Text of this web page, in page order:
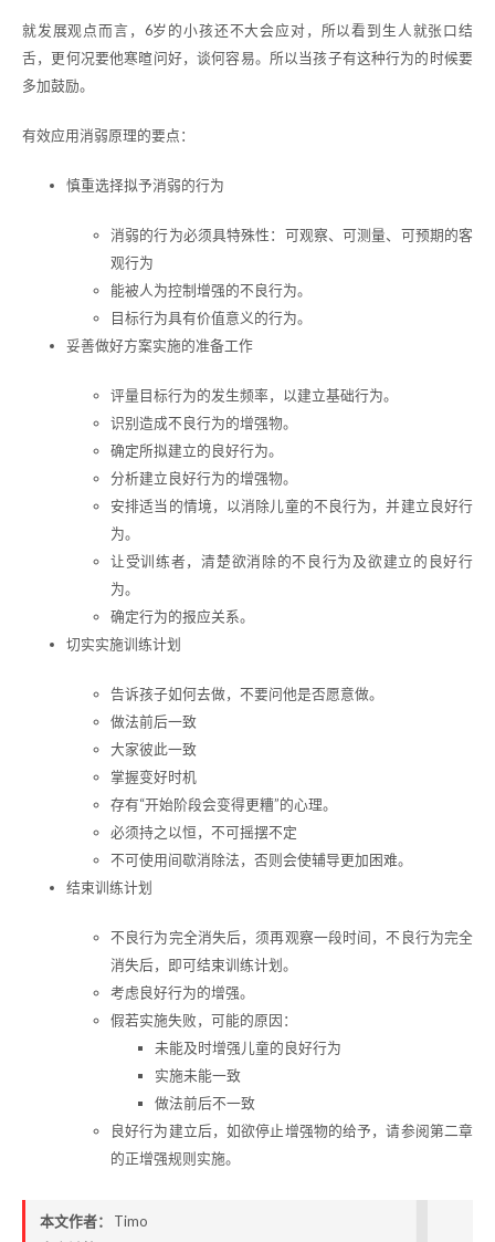
就发展观点而言，6岁的小孩还不大会应对，所以看到生人就张口结
舌，更何况要他寒暄问好，谈何容易。所以当孩子有这种行为的时候要
多加鼓励。
有效应用消弱原理的要点：
慎重选择拟予消弱的行为
消弱的行为必须具特殊性：可观察、可测量、可预期的客
观行为
能被人为控制增强的不良行为。
目标行为具有价值意义的行为。
妥善做好方案实施的准备工作
评量目标行为的发生频率，以建立基础行为。
识别造成不良行为的增强物。
确定所拟建立的良好行为。
分析建立良好行为的增强物。
安排适当的情境，以消除儿童的不良行为，并建立良好行
为。
让受训练者，清楚欲消除的不良行为及欲建立的良好行
为。
确定行为的报应关系。
切实实施训练计划
告诉孩子如何去做，不要问他是否愿意做。
做法前后一致
大家彼此一致
掌握变好时机
存有“开始阶段会变得更糟”的心理。
必须持之以恒，不可摇摆不定
不可使用间歇消除法，否则会使辅导更加困难。
结束训练计划
不良行为完全消失后，须再观察一段时间，不良行为完全
消失后，即可结束训练计划。
考虑良好行为的增强。
假若实施失败，可能的原因：
未能及时增强儿童的良好行为
实施未能一致
做法前后不一致
良好行为建立后，如欲停止增强物的给予，请参阅第二章
的正增强规则实施。
本文作者： Timo